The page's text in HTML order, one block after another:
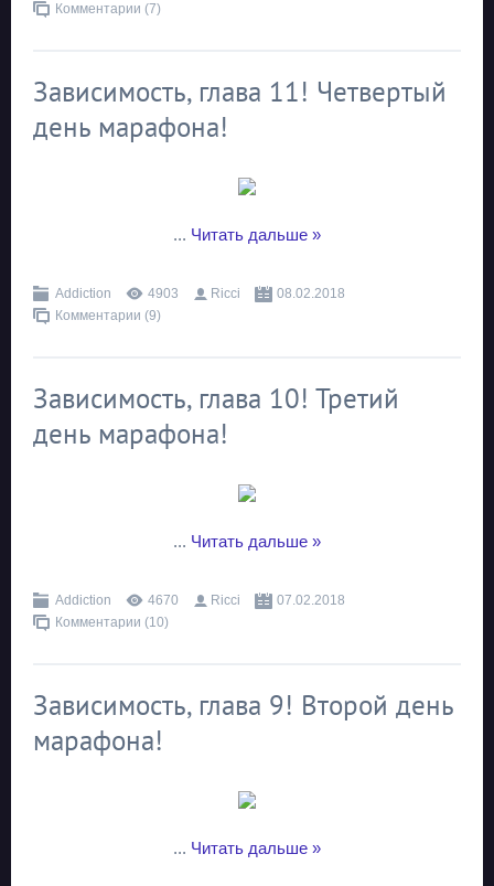
Комментарии (7)
Зависимость, глава 11! Четвертый
день марафона!
... Читать дальше »
Addiction 4903 Ricci
08.02.2018
Комментарии (9)
Зависимость, глава 10! Третий
день марафона!
... Читать дальше »
Addiction 4670 Ricci
07.02.2018
Комментарии (10)
Зависимость, глава 9! Второй день
марафона!
... Читать дальше »